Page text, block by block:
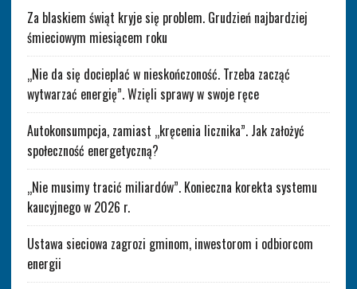
Za blaskiem świąt kryje się problem. Grudzień najbardziej
śmieciowym miesiącem roku
„Nie da się docieplać w nieskończoność. Trzeba zacząć
wytwarzać energię”. Wzięli sprawy w swoje ręce
Autokonsumpcja, zamiast „kręcenia licznika”. Jak założyć
społeczność energetyczną?
„Nie musimy tracić miliardów”. Konieczna korekta systemu
kaucyjnego w 2026 r.
Ustawa sieciowa zagrozi gminom, inwestorom i odbiorcom
energii